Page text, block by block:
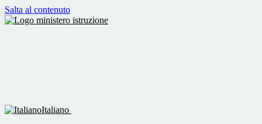
Salta al contenuto
Italiano